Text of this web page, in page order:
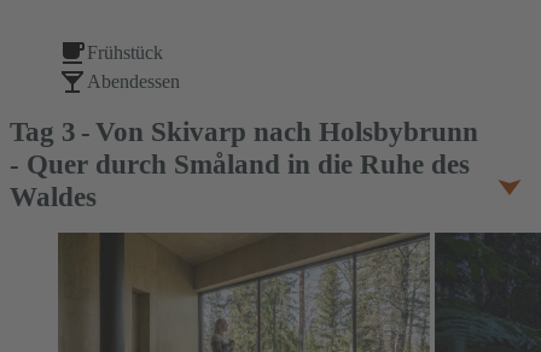
Frühstück
Abendessen
Tag 3
Von Skivarp nach Holsbybrunn
- Quer durch Småland in die Ruhe des
Waldes